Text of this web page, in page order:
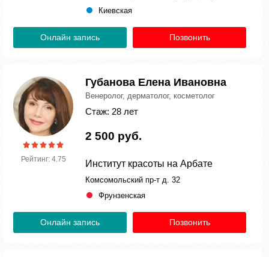
Киевская
Онлайн запись Позвонить
Рейтинг: 4.75
Губанова Елена Ивановна
Венеролог, дерматолог, косметолог
Стаж: 28 лет
2 500 руб.
Институт красоты на Арбате
Комсомольский пр-т д. 32
Фрунзенская
Онлайн запись Позвонить